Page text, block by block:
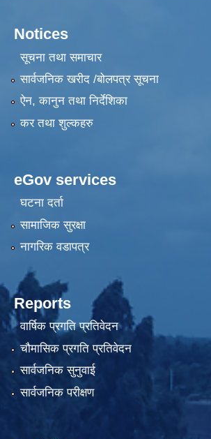
Notices
सूचना तथा समाचार
सार्वजनिक खरीद /बोलपत्र सूचना
ऐन, कानुन तथा निर्देशिका
कर तथा शुल्कहरु
eGov services
घटना दर्ता
सामाजिक सुरक्षा
नागरिक वडापत्र
Reports
वार्षिक प्रगति प्रतिवेदन
चौमासिक प्रगति प्रतिवेदन
सार्वजनिक सुनुवाई
सार्वजनिक परीक्षण